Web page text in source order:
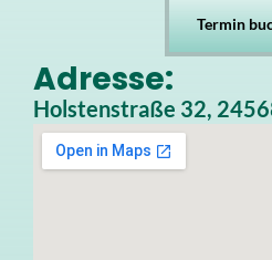
Termin
Adresse:
Holstenstraße 32,